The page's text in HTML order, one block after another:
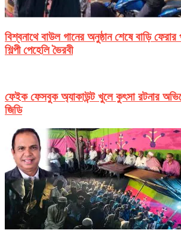
বিশ্বনাথে বাউল গানের অনুষ্ঠান শেষে বাড়ি
শিল্পী পেহেলি ভৈরবী
ফেইক ফেসবুক অ্যাকাউন্ট খুলে কুৎসা রটনার
জিডি